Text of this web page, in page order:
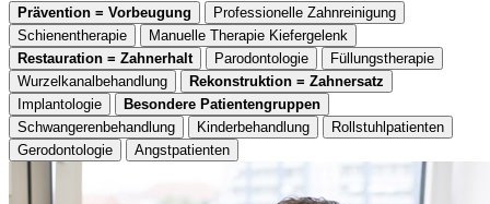
Prävention = Vorbeugung
Professionelle Zahnreinigung
Schienentherapie
Manuelle Therapie Kiefergelenk
Restauration = Zahnerhalt
Parodontologie
Füllungstherapie
Wurzelkanalbehandlung
Rekonstruktion = Zahnersatz
Implantologie
Besondere Patientengruppen
Schwangerenbehandlung
Kinderbehandlung
Rollstuhlpatienten
Gerodontologie
Angstpatienten